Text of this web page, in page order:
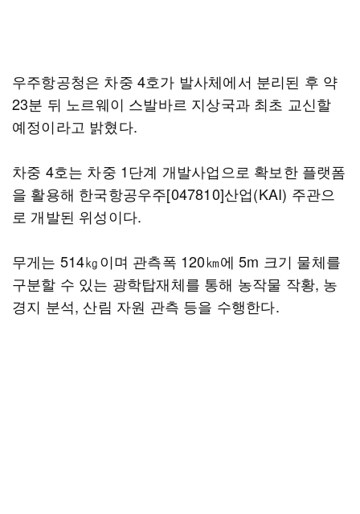
우주항공청은 차중 4호가 발사체에서 분리된 후 약
23분 뒤 노르웨이 스발바르 지상국과 최초 교신할
예정이라고 밝혔다.
차중 4호는 차중 1단계 개발사업으로 확보한 플랫폼
을 활용해 한국항공우주[047810]산업(KAI) 주관으
로 개발된 위성이다.
무게는 514㎏이며 관측폭 120㎞에 5m 크기 물체를
구분할 수 있는 광학탑재체를 통해 농작물 작황, 농
경지 분석, 산림 자원 관측 등을 수행한다.